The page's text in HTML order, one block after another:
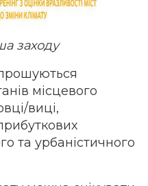
заходу
місцевого
виці,
та урбаністичного